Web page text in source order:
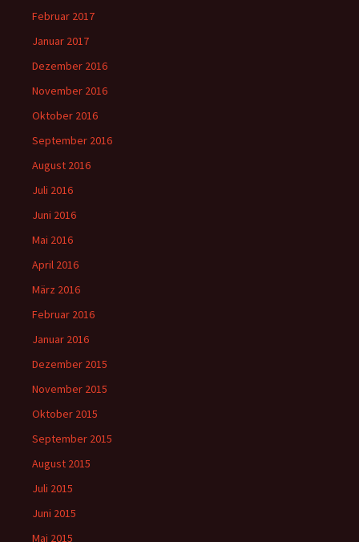
Februar 2017
Januar 2017
Dezember 2016
November 2016
Oktober 2016
September 2016
August 2016
Juli 2016
Juni 2016
Mai 2016
April 2016
März 2016
Februar 2016
Januar 2016
Dezember 2015
November 2015
Oktober 2015
September 2015
August 2015
Juli 2015
Juni 2015
Mai 2015